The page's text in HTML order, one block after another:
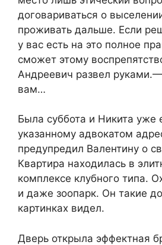
договариваться о
проживать дальше. Если
у вас есть на это полное
сможет этому
Андреевич развел
вам…
Была суббота и Никита уже
указанному адвокатом
предупредил Валентину о
Квартира находилась в
комплексе клубного типа.
и даже зоопарк. Он такие
картинках видел.
Дверь открыла эффектная